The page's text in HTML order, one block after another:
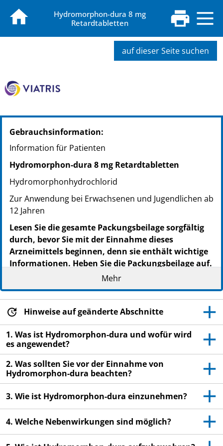
Hydromorphon-dura 8 mg
Retardtabletten
auf dieser Seite suchen
PZN: 06103729
PPN: 110610372969
NTIN: 04150061037296
PPN: 110610373535
NTIN: 04150061037357
PZN: 06103741
PPN: 110610374101
NTIN: 04150061037418
Gebrauchsinformation:
Information für Patienten
Hydromorphon-dura 8 mg Retardtabletten
Hydromorphonhydrochlorid
Zur Anwendung bei Erwachsenen und Jugendlichen ab
12 Jahren
Lesen Sie die gesamte Packungsbeilage sorgfältig
durch, bevor Sie mit der Einnahme dieses
Arzneimittels beginnen, denn sie enthält wichtige
Informationen. Heben Sie die Packungsbeilage auf.
Vielleicht möchten Sie diese später nochmals
lesen. Wenn Sie weitere Fragen haben, wenden Sie
sich an Ihren Arzt oder Apotheker. Dieses
Arzneimittel wurde Ihnen persönlich verschrieben.
Geben Sie es nicht an Dritte weiter. Es kann
anderen Menschen schaden, auch wenn diese die
gleichen Beschwerden haben wie Sie. Wenn Sie
Nebenwirkungen bemerken, wenden Sie sich an
Ihren Arzt oder Apotheker. Dies gilt auch für
Nebenwirkungen, die nicht in dieser
Packungsbeilage angegeben sind. Siehe Abschnitt
4.
Mehr
Hinweise auf geänderte Abschnitte
1. Was ist Hydromorphon-dura und wofür wird
es angewendet?
2. Was sollten Sie vor der Einnahme von
Hydromorphon-dura beachten?
3. Wie ist Hydromorphon-dura einzunehmen?
4. Welche Nebenwirkungen sind möglich?